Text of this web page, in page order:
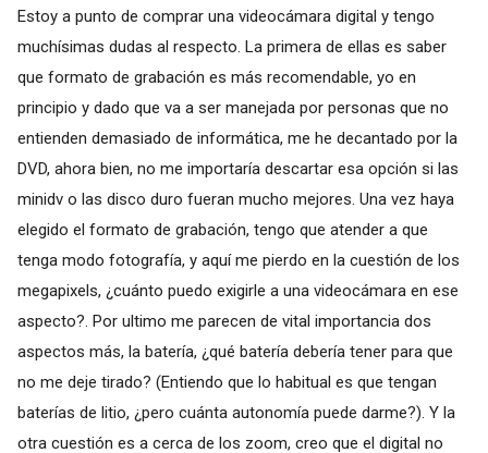
Estoy a punto de comprar una videocámara digital y tengo
muchísimas dudas al respecto. La primera de ellas es saber
que formato de grabación es más recomendable, yo en
principio y dado que va a ser manejada por personas que no
entienden demasiado de informática, me he decantado por la
DVD, ahora bien, no me importaría descartar esa opción si las
minidv o las disco duro fueran mucho mejores. Una vez haya
elegido el formato de grabación, tengo que atender a que
tenga modo fotografía, y aquí me pierdo en la cuestión de los
megapixels, ¿cuánto puedo exigirle a una videocámara en ese
aspecto?. Por ultimo me parecen de vital importancia dos
aspectos más, la batería, ¿qué batería debería tener para que
no me deje tirado? (Entiendo que lo habitual es que tengan
baterías de litio, ¿pero cuánta autonomía puede darme?). Y la
otra cuestión es a cerca de los zoom, creo que el digital no